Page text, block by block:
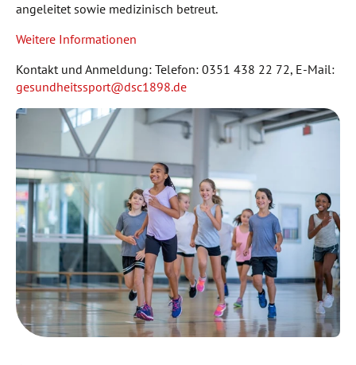
angeleitet sowie medizinisch betreut.
Weitere Informationen
Kontakt und Anmeldung: Telefon: 0351 438 22 72, E-Mail:
gesundheitssport@dsc1898.de